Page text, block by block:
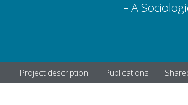
- A
Project description Publications